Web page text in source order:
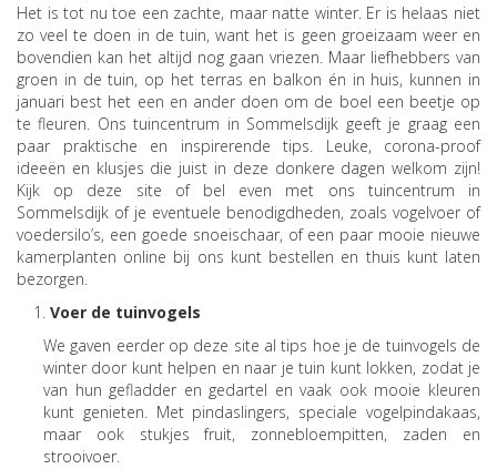
Het is tot nu toe een zachte, maar natte winter. Er is helaas niet
zo veel te doen in de tuin, want het is geen groeizaam weer en
bovendien kan het altijd nog gaan vriezen. Maar liefhebbers van
groen in de tuin, op het terras en balkon én in huis, kunnen in
januari best het een en ander doen om de boel een beetje op
te fleuren. Ons tuincentrum in Sommelsdijk geeft je graag een
paar praktische en inspirerende tips. Leuke, corona-proof
ideeën en klusjes die juist in deze donkere dagen welkom zijn!
Kijk op deze site of bel even met ons tuincentrum in
Sommelsdijk of je eventuele benodigdheden, zoals vogelvoer of
voedersilo’s, een goede snoeischaar, of een paar mooie nieuwe
kamerplanten online bij ons kunt bestellen en thuis kunt laten
bezorgen.
Voer de tuinvogels
We gaven eerder op deze site al tips hoe je de tuinvogels de
winter door kunt helpen en naar je tuin kunt lokken, zodat je
van hun gefladder en gedartel en vaak ook mooie kleuren
kunt genieten. Met pindaslingers, speciale vogelpindakaas,
maar ook stukjes fruit, zonnebloempitten, zaden en
strooivoer.